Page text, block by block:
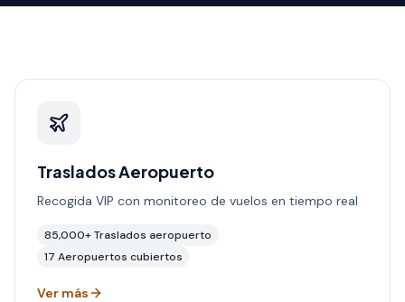
Traslados Aeropuerto
Recogida VIP con monitoreo de vuelos en tiempo real
85,000+Traslados aeropuerto
17 Aeropuertos cubiertos
Ver más